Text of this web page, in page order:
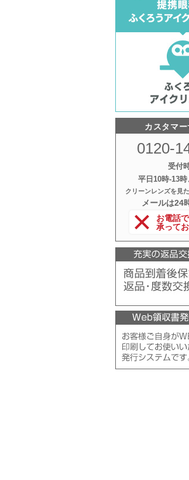
カスタマー
0120-
受付
平日10時‐13
クリーンレンズを見
メールは24
お電話
承って